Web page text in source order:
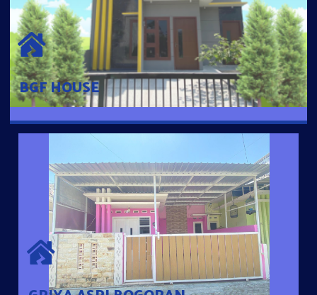
BGF HOUSE
BGF HOUSE
Hunian Mewah Pusat Kota dengan fasilitas Free Desain, Dapur,
Parkir Mobil dengan 3 Kamar Tidur dan 2 Kamar Mandi.
GRIYA ASRI BOGORAN
Desain Modern Minimalis dengan Konsep Rumah Pintar
Sehingga Memudahkan Penghuni mengakses rumahnya
dengan Ponsel